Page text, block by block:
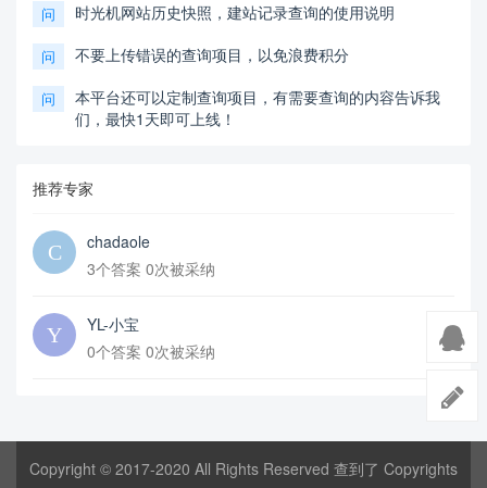
问 时光机网站历史快照，建站记录查询的使用说明
问 不要上传错误的查询项目，以免浪费积分
问
本平台还可以定制查询项目，有需要查询的内容告诉我
们，最快1天即可上线！
推荐专家
chadaole
3个答案 0次被采纳
YL-小宝
0个答案 0次被采纳
Copyright © 2017-2020 All Rights Reserved 查到了 Copyrights